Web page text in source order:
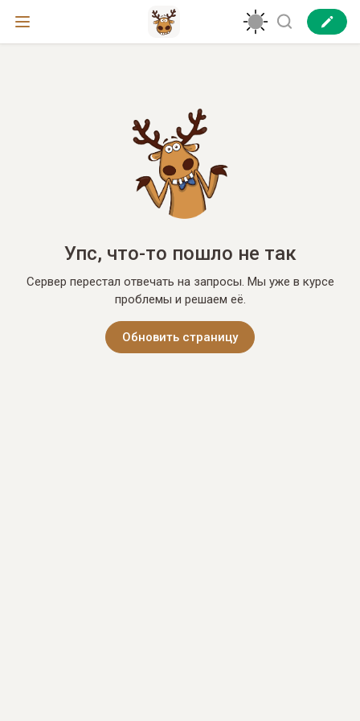
Упс, что-то пошло не так
Сервер перестал отвечать на запросы. Мы уже в курсе
проблемы и решаем её.
Обновить страницу